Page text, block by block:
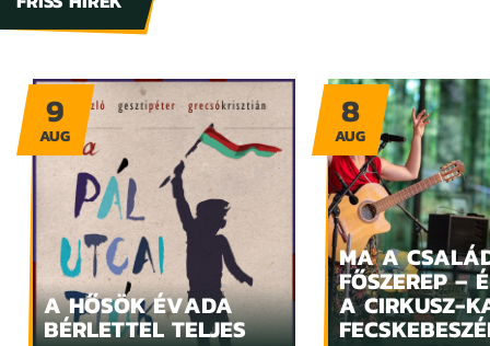
A HŐSÖK ÉVADA
BÉRLETTEL TELJES
9
AUG
MA A
FŐSZEREP –
A CIRKUSZ-
8
AUG